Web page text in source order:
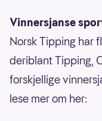
Vinnersjanse
Norsk Tipping har
deriblant Tipping,
forskjellige
lese mer om her: